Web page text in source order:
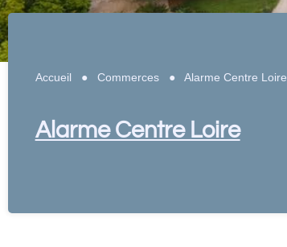
Accueil ● Commerces● Alarme Centre Loire
Alarme Centre Loire